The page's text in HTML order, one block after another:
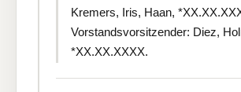
Kremers, Iris, Haan,
Vorstandsvorsitzender: Diez,
*XX.XX.XXXX.